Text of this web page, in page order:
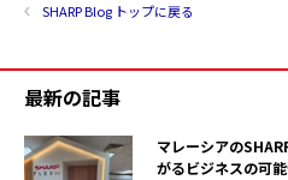
SHARP Blog トップに戻る
最新の記事
マレーシアの
がるビジネスの可